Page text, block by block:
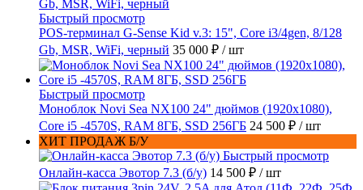
Быстрый просмотр
POS-терминал G-Sense Kid v.3: 15", Core i3/4gen, 8/128
Gb, MSR, WiFi, черный 35 000 ₽ / шт
Быстрый просмотр
Моноблок Novi Sea NX100 24" дюймов (1920x1080),
Core i5 -4570S, RAM 8ГБ, SSD 256ГБ 24 500 ₽ / шт
ХИТ ПРОДАЖ Б/У
Быстрый просмотр
Онлайн-касса Эвотор 7.3 (б/у) 14 500 ₽ / шт